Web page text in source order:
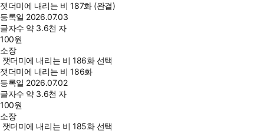
잿더미에 내리는 비 187화 (완결)
등록일 2026.07.03
글자수 약 3.6천 자
100원
소장
잿더미에 내리는 비 186화 선택
잿더미에 내리는 비 186화
등록일 2026.07.02
글자수 약 3.6천 자
100원
소장
잿더미에 내리는 비 185화 선택